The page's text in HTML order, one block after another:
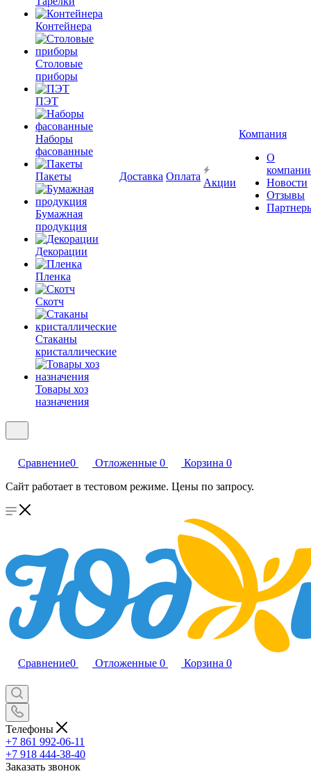
Контейнера
Столовые
приборы
ПЭТ
Наборы
фасованные
Пакеты
Бумажная
продукция
Декорации
Пленка
Скотч
Стаканы
кристаллические
Товары хоз
назначения
Доставка Оплата
Акции
Компания
О
Новости
Отзывы
Сравнение0 Отложенные 0 Корзина 0
Сайт работает в тестовом режиме. Цены по запросу.
Сравнение0 Отложенные 0 Корзина 0
Телефоны
+7 861 992-06-11
+7 918 444-38-40
Заказать звонок